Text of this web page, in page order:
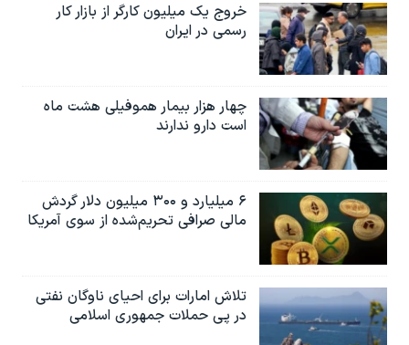
خروج یک میلیون کارگر از بازار کار
رسمی در ایران
چهار هزار بیمار هموفیلی هشت ماه
است دارو ندارند
۶ میلیارد و ۳۰۰ میلیون دلار گردش
مالی صرافی تحریم‌شده از سوی آمریکا
تلاش امارات برای احیای ناوگان نفتی
در پی حملات جمهوری اسلامی